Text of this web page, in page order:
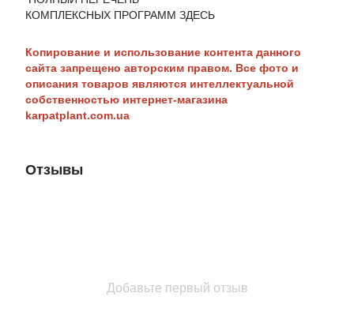
КОМПЛЕКСНЫХ ПРОГРАММ ЗДЕСЬ
Копирование и использование контента данного
сайта запрещено авторским правом. Все фото и
описания товаров являются интеллектуальной
собственностью интернет-магазина
karpatplant.com.ua
Отзывы
Добавьте первый отзыв